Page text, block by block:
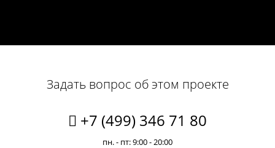
Задать вопрос об этом проекте
+7 (499) 346 71 80
пн. - пт: 9:00 - 20:00